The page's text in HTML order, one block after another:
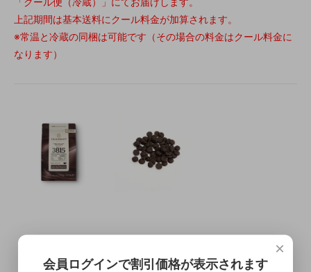
上記期間は基本送料にクール料金が加算されます。
※常温と冷蔵の同梱は可能です（その場合の料金はクール料金に
なります）
この商品を購入する
×
会員ログインで割引価格が表示されます